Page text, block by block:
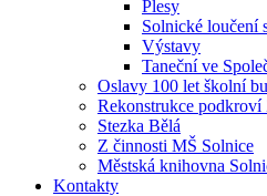
Plesy
Solnické loučení
Výstavy
Taneční ve
Oslavy 100 let školní
Rekonstrukce podkroví
Stezka Bělá
Z činnosti MŠ Solnice
Městská knihovna
Kontakty